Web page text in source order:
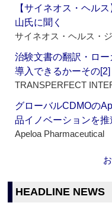
【サイネオス・ヘル
山氏に聞く
サイネオス・ヘルス・
治験文書の翻訳・ロ
導入できるかーその[2]
TRANSPERFECT
グローバルCDMOの
品イノベーションを推
Apeloa Pharmaceutical
HEADLINE NEWS